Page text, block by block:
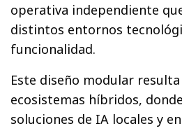
operativa independiente
distintos entornos
funcionalidad.
Este diseño modular
ecosistemas híbridos,
soluciones de IA locales y